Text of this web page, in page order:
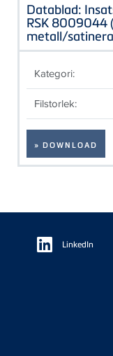
Datablad:
RSK 8009044 (
metall/
Kategori:
Filstorlek:
» DOWNLOAD
Floating
Sidebar LinkedIn